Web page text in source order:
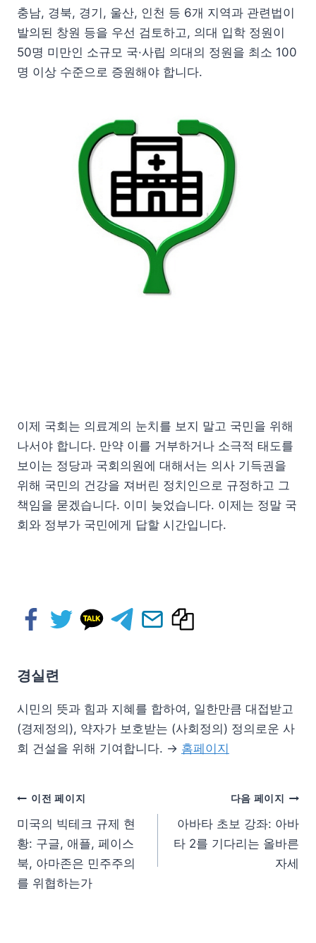
충남, 경북, 경기, 울산, 인천 등 6개 지역과 관련법이
발의된 창원 등을 우선 검토하고, 의대 입학 정원이
50명 미만인 소규모 국·사립 의대의 정원을 최소 100
명 이상 수준으로 증원해야 합니다.
이제 국회는 의료계의 눈치를 보지 말고 국민을 위해
나서야 합니다. 만약 이를 거부하거나 소극적 태도를
보이는 정당과 국회의원에 대해서는 의사 기득권을
위해 국민의 건강을 져버린 정치인으로 규정하고 그
책임을 묻겠습니다. 이미 늦었습니다. 이제는 정말 국
회와 정부가 국민에게 답할 시간입니다.
경실련
시민의 뜻과 힘과 지혜를 합하여, 일한만큼 대접받고
(경제정의), 약자가 보호받는 (사회정의) 정의로운 사
회 건설을 위해 기여합니다. → 홈페이지
이전 페이지
미국의 빅테크 규제 현
황: 구글, 애플, 페이스
북, 아마존은 민주주의
를 위협하는가
다음 페이지
아바타 초보 강좌: 아바
타 2를 기다리는 올바른
자세